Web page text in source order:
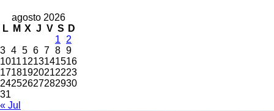
agosto 2026
L M X J V S D
1
2
3 4 5 6 7 8 9
10111213141516
17181920212223
24252627282930
31
« Jul